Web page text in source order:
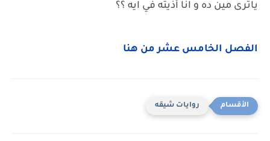
ياترى مين ده و انا أذيته في ايه ؟؟
الفصل الخامس عشر من هنا
روايات شيقه